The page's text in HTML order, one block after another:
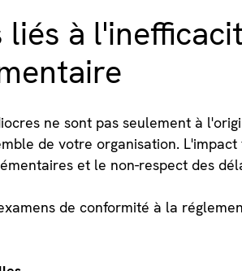
à
ne sont pas seulement à
de votre organisation.
et le non-respect des
de conformité à la